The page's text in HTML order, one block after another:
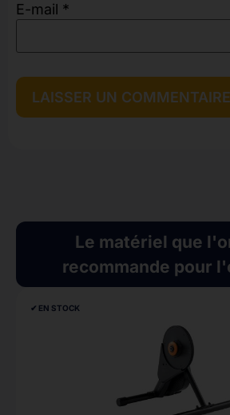
E-mail *
Le matériel que
recommande pour
✔︎ EN STOCK